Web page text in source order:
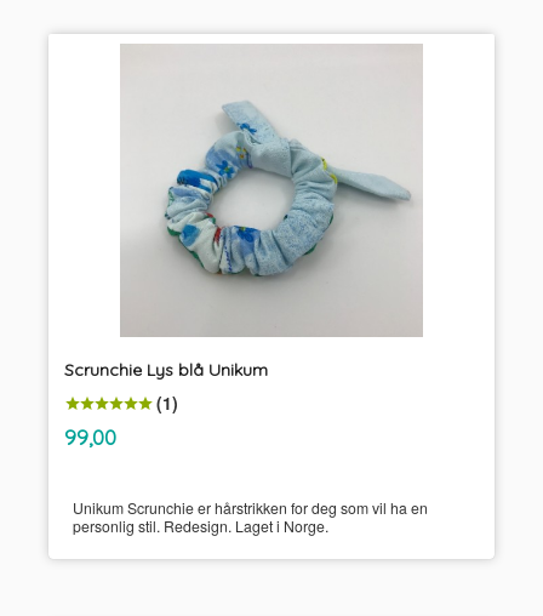
Scrunchie Lys blå Unikum
(1)
Pris
99,00mva.
Unikum Scrunchie er hårstrikken for deg som vil ha en
personlig stil. Redesign. Laget i Norge.